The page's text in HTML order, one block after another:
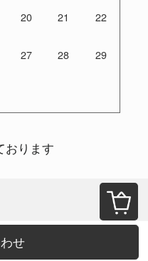
せ
20 21 22
27 28 29
おります